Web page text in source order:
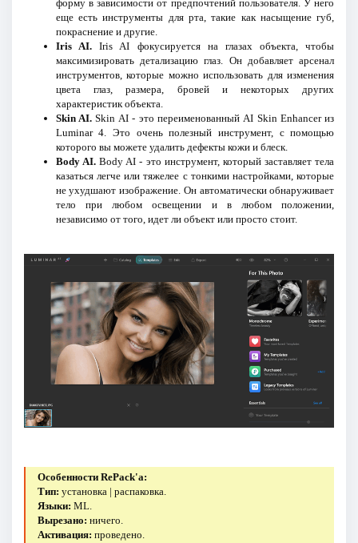
форму в зависимости от предпочтений пользователя. У него
еще есть инструменты для рта, такие как насыщение губ,
покраснение и другие.
Iris AI.Iris AI фокусируется на глазах объекта, чтобы
максимизировать детализацию глаз. Он добавляет арсенал
инструментов, которые можно использовать для изменения
цвета глаз, размера, бровей и некоторых других
характеристик объекта.
Skin AI. Skin AI - это переименованный AI Skin Enhancer из
Luminar 4. Это очень полезный инструмент, с помощью
которого вы можете удалить дефекты кожи и блеск.
Body AI.Body AI - это инструмент, который заставляет тела
казаться легче или тяжелее с тонкими настройками, которые
не ухудшают изображение. Он автоматически обнаруживает
тело при любом освещении и в любом положении,
независимо от того, идет ли объект или просто стоит.
Особенности RePack'a:
Тип: установка | распаковка.
Языки: ML.
Вырезано: ничего.
Активация: проведено.